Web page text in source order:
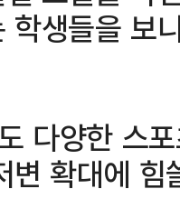
학생들을 보
다양한 스
변 확대에 힘